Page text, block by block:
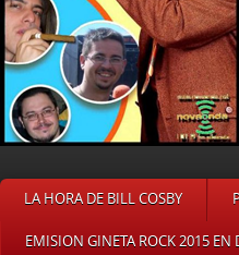
LA HORA DE BILL COSBY
EMISION GINETA ROCK 2015 EN